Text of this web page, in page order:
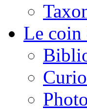
Le coin